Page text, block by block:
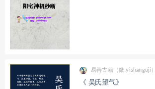
易善古籍（微:yishanguji）
《 吴氏望气》